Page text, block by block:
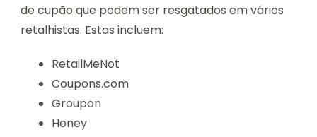
de cupão que podem ser resgatados em vários
retalhistas. Estas incluem:
RetailMeNot
Coupons.com
Groupon
Honey